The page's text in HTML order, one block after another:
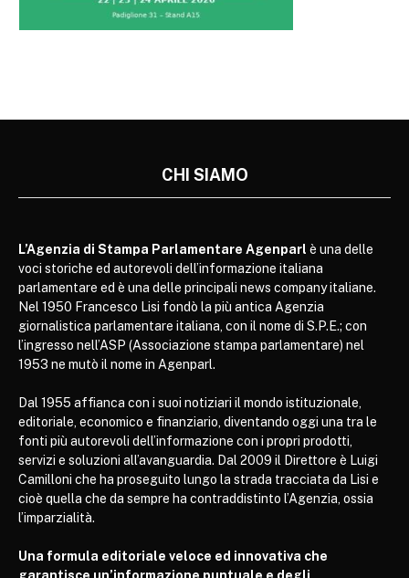
CHI SIAMO
L’Agenzia di Stampa Parlamentare Agenparl è una delle
voci storiche ed autorevoli dell’informazione italiana
parlamentare ed è una delle principali news company italiane.
Nel 1950 Francesco Lisi fondò la più antica Agenzia
giornalistica parlamentare italiana, con il nome di S.P.E.; con
l’ingresso nell’ASP (Associazione stampa parlamentare) nel
1953 ne mutò il nome in Agenparl.
Dal 1955 affianca con i suoi notiziari il mondo istituzionale,
editoriale, economico e finanziario, diventando oggi una tra le
fonti più autorevoli dell’informazione con i propri prodotti,
servizi e soluzioni all’avanguardia. Dal 2009 il Direttore è Luigi
Camilloni che ha proseguito lungo la strada tracciata da Lisi e
cioè quella che da sempre ha contraddistinto l’Agenzia, ossia
l’imparzialità.
Una formula editoriale veloce ed innovativa che